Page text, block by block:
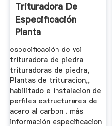
Trituradora De
Especificación
Planta
especificación de vsi
trituradora de piedra
trituradoras de piedra,
Plantas de trituracion,,
habilitado e instalacion de
perfiles estructurares de
acero al carbon . más
información especificacion